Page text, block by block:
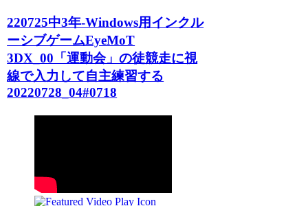
220725中3年-Windows用インクル
ーシブゲームEyeMoT
3DX_00「運動会」の徒競走に視
線で入力して自主練習する
20220728_04#0718